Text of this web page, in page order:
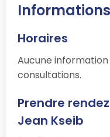
Horaires
Aucune
consultations.
Prendre
Jean Kseib